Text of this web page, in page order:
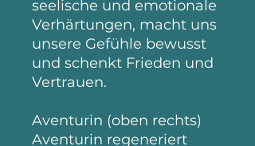
seelische und emotionale
Verhärtungen, macht uns
unsere Gefühle bewusst
und schenkt Frieden und
Vertrauen.
Aventurin (oben rechts)
Aventurin regeneriert